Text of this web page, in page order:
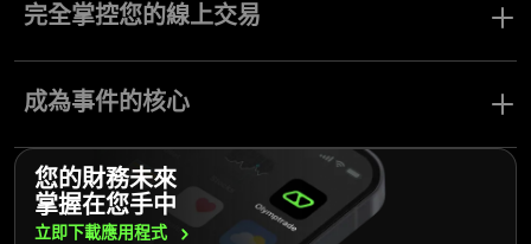
易潛能。我們打造這個平台，是為了滿足當代對財務自主的需求，
以及全球交易社群的高標準要求。Olymptrade 讓交易者可在電腦和
手機上進行經紀交易操作。安裝我們的交易應用程式，隨時隨地有
完全掌控您的線上交易
來自全球超過 180 種最受歡迎的資產。
網路研討會、培訓教材，以及免費模擬帳戶，讓你可以練習。
抽獎、錦標賽及線上交易競賽，獎金池高達 $500,000。
兩種線上交易模式，完美適合各種交易風格——Fixed Time
Trades 和 Forex。
成為事件的核心
我們的平台專為讓您享受交易樂趣並掌控財務未來而設計。交易者
可使用多元的交易工具、免費培訓資源，以及全天候 24/7 客服支
援。正因如此，Olymptrade 每天約有 100 萬筆交易完成。平台支援
130 種付款方式及 17 種存提幣幣別，讓您輕鬆開始交易之旅。
您的財務未來
掌握在您手中
立即下載應用程式